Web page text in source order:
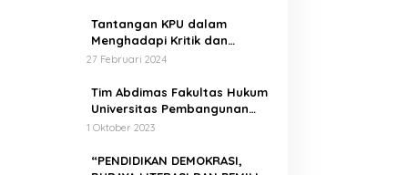
Tantangan KPU dalam
Menghadapi Kritik dan
Tekanan Politik
27 Februari 2024
Tim Abdimas Fakultas Hukum
Universitas Pembangunan
Nasional Veteran Jakarta
dan Pendaftaran Dua Badan
1 Oktober 2023
“PENDIDIKAN DEMOKRASI,